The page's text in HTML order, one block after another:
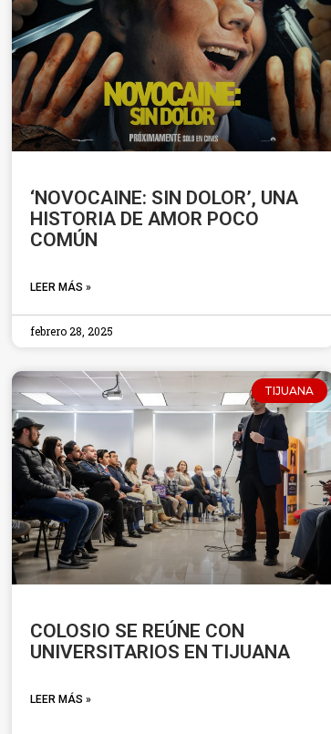
‘NOVOCAINE: SIN DOLOR’, UNA
HISTORIA DE AMOR POCO
COMÚN
LEER MÁS »
febrero 28, 2025
TIJUANA
COLOSIO SE REÚNE CON
UNIVERSITARIOS EN TIJUANA
LEER MÁS »